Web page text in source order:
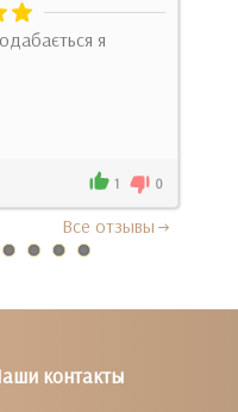
я
1 0
Все отзывы
контакты